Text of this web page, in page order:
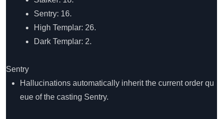
Sentry: 16.
High Templar: 26.
Dark Templar: 2.
Sentry
Hallucinations automatically inherit the current order qu
eue of the casting Sentry.